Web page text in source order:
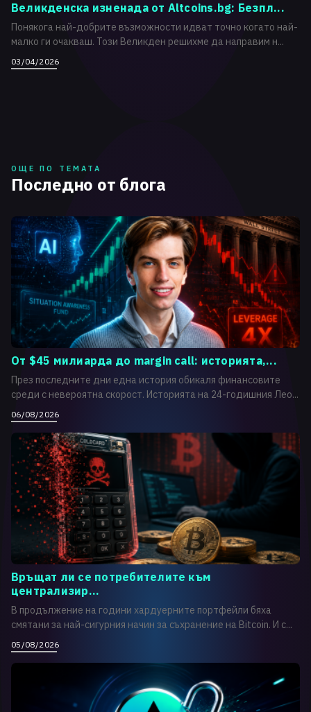
Великденска изненада от Altcoins.bg: Безпл...
Понякога най-добрите възможности идват точно когато най-
малко ги очакваш. Този Великден решихме да направим н...
03/04/2026
ОЩЕ ПО ТЕМАТА
Последно от блога
От $45 милиарда до margin call: историята,...
През последните дни една история обикаля финансовите
среди с невероятна скорост. Историята на 24-годишния Лео...
06/08/2026
Връщат ли се потребителите към
централизир...
В продължение на години хардуерните портфейли бяха
смятани за най-сигурния начин за съхранение на Bitcoin. И с...
05/08/2026